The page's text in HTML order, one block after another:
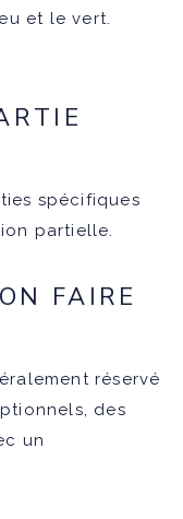
et le vert.
spécifiques
partielle.
FAIRE
réservé
des
un